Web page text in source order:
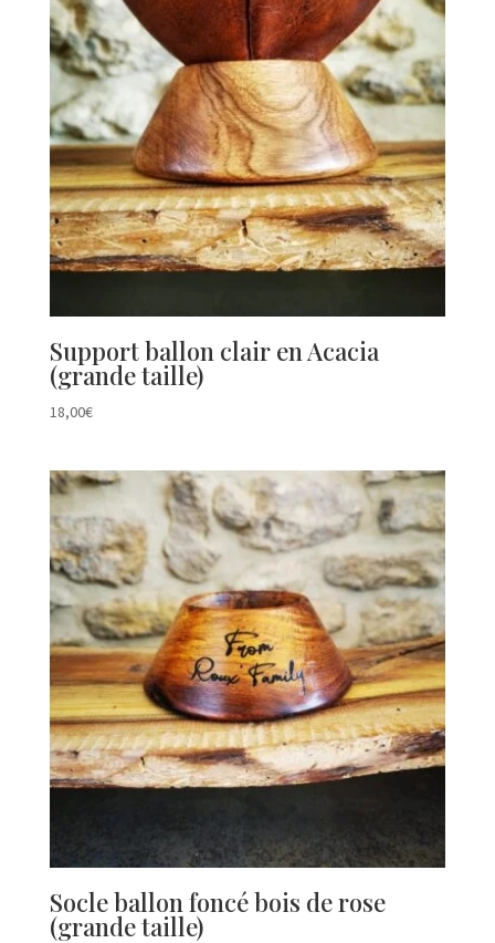
Support ballon clair en Acacia
(grande taille)
18,00€
Socle ballon foncé bois de rose
(grande taille)